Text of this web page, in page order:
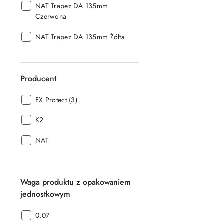
Kod
producenta:
NAT Trapez DA 135mm
Czerwona
Kod
NAT Trapez DA 135mm Żółta
Producent
Producent:
FX Protect (3)
Producent:
K2
Producent:
NAT
Waga produktu z opakowaniem
jednostkowym
Waga
0.07